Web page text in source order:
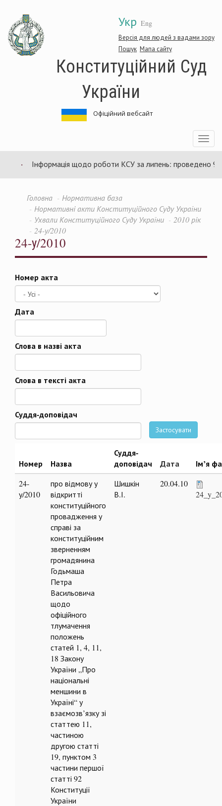
основного
матеріалу
Укр Eng
Версія для людей з вадами зору
Пошук Мапа сайту
Конституційний Суд
України
Офіційний вебсайт
Toggle
Інформація щодо роботи КСУ за липень: проведено 94
Головна
Нормативна база
Нормативні акти Конституційного Суду України
Ухвали Конституційного Суду України
2010 рік
24-у/2010
24-у/2010
Номер акта
Дата
Дата
Слова в назві акта
Слова в тексті акта
Суддя-доповідач
Застосувати
Номер Назва
Суддя-
доповідач
Дата Ім’я
24-
у/2010
про відмову у
відкритті
конституційного
провадження у
справі за
конституційним
зверненням
громадянина
Годьмаша
Петра
Васильовича
щодо
офіційного
тлумачення
положень
статей 1, 4, 11,
18 Закону
України „Про
національні
меншини в
Україні“ у
взаємозв’язку зі
статтею 11,
частиною
другою статті
19, пунктом 3
частини першої
статті 92
Конституції
України
Шишкін
В.І.
20.04.10